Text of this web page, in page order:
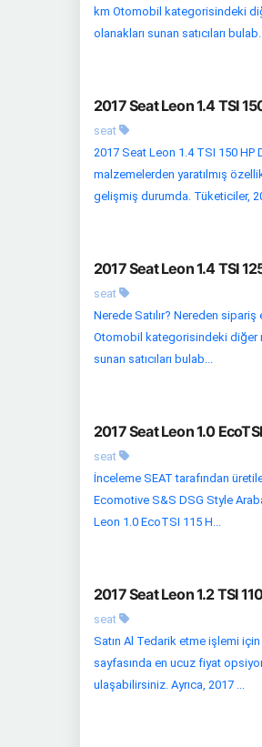
km Otomobil kategorisindeki
olanakları sunan satıcıları
2017 Seat Leon 1.4 TSI
seat
2017 Seat Leon 1.4 TSI 150 HP
malzemelerden yaratılmış
gelişmiş durumda. Tüketiciler,
2017 Seat Leon 1.4 TSI
seat
Nerede Satılır? Nereden
Otomobil kategorisindeki diğer
sunan satıcıları bulab...
2017 Seat Leon 1.0
seat
İnceleme SEAT tarafından
Ecomotive S&S DSG Style
Leon 1.0 EcoTSI 115 H...
2017 Seat Leon 1.2 TSI
seat
Satın Al Tedarik etme işlemi
sayfasında en ucuz fiyat
ulaşabilirsiniz. Ayrıca, 2017 ...